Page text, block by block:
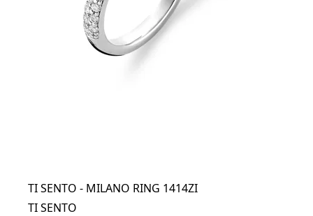
TI SENTO - MILANO RING 1414ZI
TI SENTO